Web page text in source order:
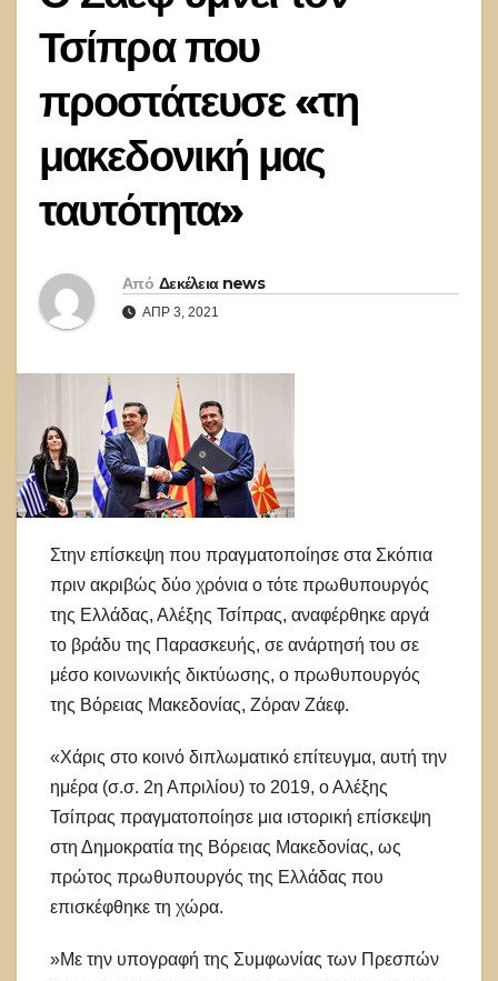
Τσίπρα που
προστάτευσε «τη
μακεδονική μας
ταυτότητα»
Από Δεκέλεια news
ΑΠΡ 3, 2021
Στην επίσκεψη που πραγματοποίησε στα Σκόπια
πριν ακριβώς δύο χρόνια ο τότε πρωθυπουργός
της Ελλάδας, Αλέξης Τσίπρας, αναφέρθηκε αργά
το βράδυ της Παρασκευής, σε ανάρτησή του σε
μέσο κοινωνικής δικτύωσης, ο πρωθυπουργός
της Βόρειας Μακεδονίας, Ζόραν Ζάεφ.
«Χάρις στο κοινό διπλωματικό επίτευγμα, αυτή την
ημέρα (σ.σ. 2η Απριλίου) το 2019, ο Αλέξης
Τσίπρας πραγματοποίησε μια ιστορική επίσκεψη
στη Δημοκρατία της Βόρειας Μακεδονίας, ως
πρώτος πρωθυπουργός της Ελλάδας που
επισκέφθηκε τη χώρα.
»Με την υπογραφή της Συμφωνίας των Πρεσπών